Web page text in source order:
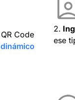
Code
2.
ese